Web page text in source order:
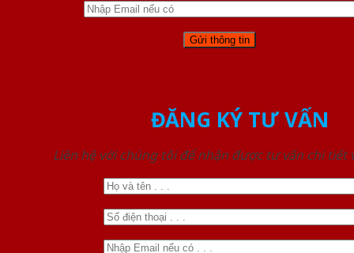
ĐĂNG KÝ TƯ VẤN
Liên hệ với chúng tôi để nhận được tư vấn chi tiết